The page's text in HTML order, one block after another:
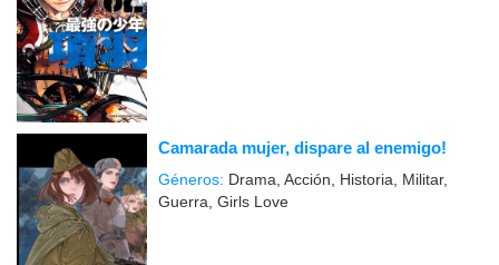
Camarada mujer, dispare al enemigo!
Géneros: Drama, Acción, Historia, Militar,
Guerra, Girls Love